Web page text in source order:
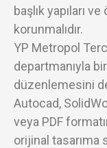
başlık yapıları
korunmalıdır.
YP Metropol
departmanıyla
düzenlemesini
Autocad,
veya PDF
orijinal tasarıma